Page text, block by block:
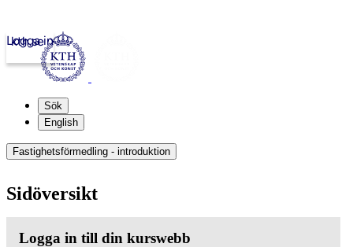
kth.se
Logga in
Sök
English
Fastighetsförmedling - introduktion
Sidöversikt
Logga in till din kurswebb